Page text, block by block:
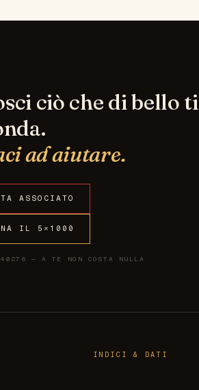
ciò che di bello ti
ad aiutare.
ASSOCIATO
IL 5×1000
— A TE NON COSTA NULLA
INDICI & DATI